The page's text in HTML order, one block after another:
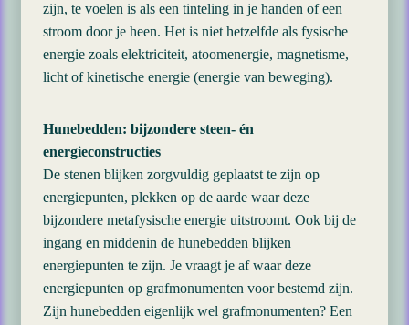
zijn, te voelen is als een tinteling in je handen of een
stroom door je heen. Het is niet hetzelfde als fysische
energie zoals elektriciteit, atoomenergie, magnetisme,
licht of kinetische energie (energie van beweging).
Hunebedden: bijzondere steen- én
energieconstructies
De stenen blijken zorgvuldig geplaatst te zijn op
energiepunten, plekken op de aarde waar deze
bijzondere metafysische energie uitstroomt. Ook bij de
ingang en middenin de hunebedden blijken
energiepunten te zijn. Je vraagt je af waar deze
energiepunten op grafmonumenten voor bestemd zijn.
Zijn hunebedden eigenlijk wel grafmonumenten? Een